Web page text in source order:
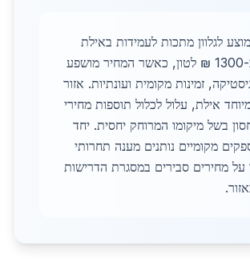
לגלוון מתכות לעמידות באילת
עומד על כ-1300 ₪ לטון, כאשר המחיר מושפע
זמינות מקומית ועונתיות. אזור
אילת, עלול לכלול תוספות מחירי
בשל מיקומו המרוחק יחסית. יחד
מקומיים נותנים מענה תחרותי
על מחירים סבירים במסגרת הדרישות